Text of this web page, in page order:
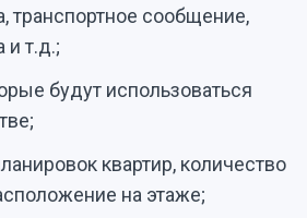
транспортное сообщение,
и т.д.;
будут использоваться
квартир, количество
на этаже;